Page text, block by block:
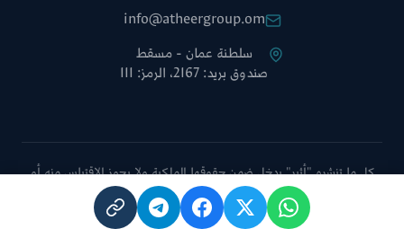
info@atheergroup.om
سلطنة عمان - مسقط
صندوق بريد: 2167، الرمز: 111
كل ما تنشره "أثير" يدخل ضمن حقوقها الملكية ولا يجوز الاقتباس منه أو
نقله دون الإشارة إلى الموقع أو أخذ موافقة إدارة التحرير.
سياسة الخصوصية الشروط والأحكامخريطة الموقع